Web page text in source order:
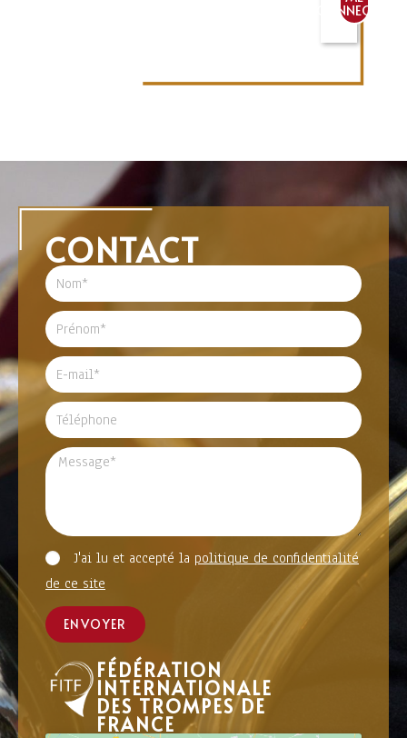
CONNECTER
CONTACT
J'ai lu et accepté la politique de confidentialité
de ce site
ENVOYER
FÉDÉRATION
INTERNATIONALE
DES TROMPES DE
FRANCE